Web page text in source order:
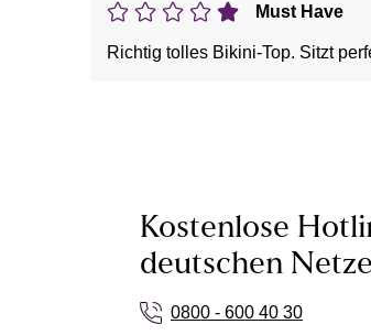
Must Have
Richtig tolles Bikini-Top. Sitzt
Kostenlose
deutschen
0800 - 600 40 30